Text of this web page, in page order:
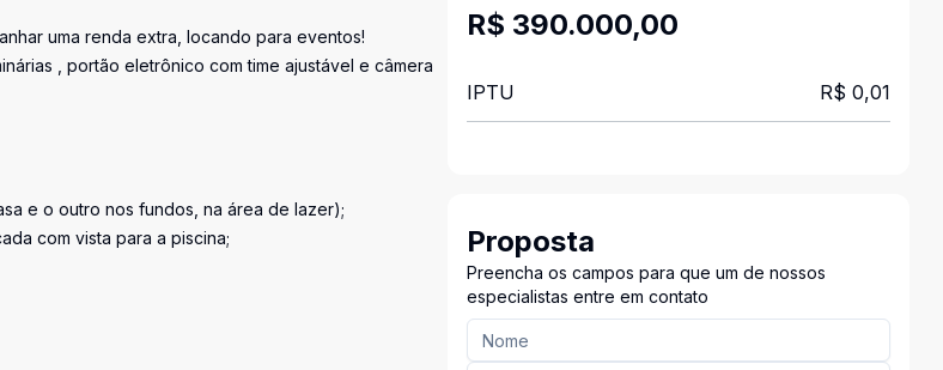
uma renda extra, locando para eventos!
, portão eletrônico com time ajustável e câmera
e o outro nos fundos, na área de lazer);
com vista para a piscina;
R$ 390.000,00
IPTU R$ 0,01
Proposta
Preencha os campos para que um de nossos
especialistas entre em contato